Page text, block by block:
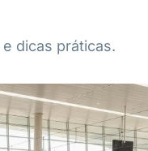
dicas práticas.